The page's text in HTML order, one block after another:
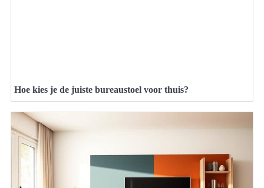
Hoe kies je de juiste bureaustoel voor thuis?